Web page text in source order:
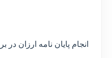
انجام پایان نامه ارزان